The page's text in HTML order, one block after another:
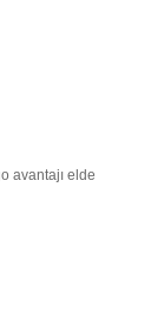
avantajı elde